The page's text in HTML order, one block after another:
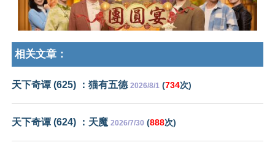
相关文章：
天下奇谭 (625) ：猫有五德 2026/8/1 (734次)
天下奇谭 (624) ：天魔 2026/7/30 (888次)